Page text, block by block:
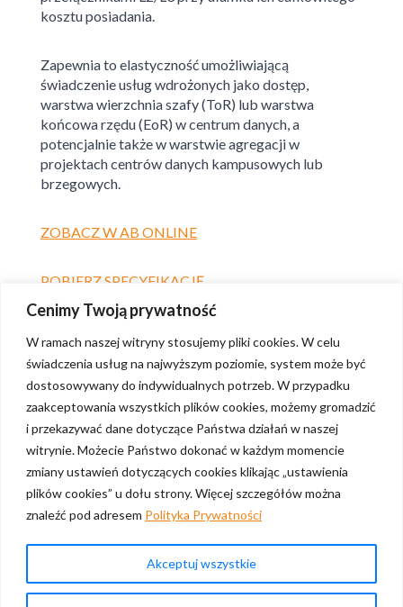
Cenimy Twoją prywatność
W ramach naszej witryny stosujemy pliki cookies. W celu
świadczenia usług na najwyższym poziomie, system może być
dostosowywany do indywidualnych potrzeb. W przypadku
zaakceptowania wszystkich plików cookies, możemy gromadzić
i przekazywać dane dotyczące Państwa działań w naszej
witrynie. Możecie Państwo dokonać w każdym momencie
zmiany ustawień dotyczących cookies klikając „ustawienia
plików cookies” u dołu strony. Więcej szczegółów można
znaleźć pod adresem Polityka Prywatności
Akceptuj wszystkie
kosztu posiadania.
Zapewnia to elastyczność umożliwiającą
świadczenie usług wdrożonych jako dostęp,
warstwa wierzchnia szafy (ToR) lub warstwa
końcowa rzędu (EoR) w centrum danych, a
potencjalnie także w warstwie agregacji w
projektach centrów danych kampusowych lub
brzegowych.
ZOBACZ W AB ONLINE
POBIERZ SPECYFIKACJĘ
Skontaktuj się